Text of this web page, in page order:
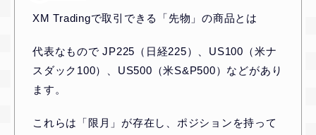
XM Tradingで取引できる「先物」の商品とは
代表なもので JP225（日経225）、US100（米ナ
スダック100）、US500（米S&P500）などがあり
ます。
これらは「限月」が存在し、ポジションを持って